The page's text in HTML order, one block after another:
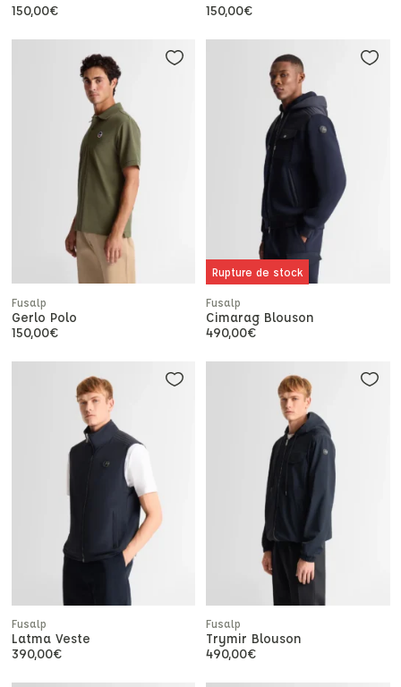
150,00€
150,00€
Fusalp
Gerlo Polo
150,00€
Rupture de stock
Fusalp
Cimarag Blouson
490,00€
Fusalp
Latma Veste
390,00€
Fusalp
Trymir Blouson
490,00€